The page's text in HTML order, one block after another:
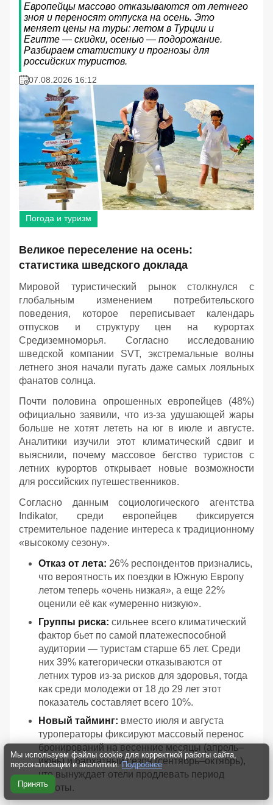
Европейцы массово отказываются от летнего
зноя и переносят отпуска на осень. Это
меняет цены на туры: летом в Турции и
Египте — скидки, осенью — подорожание.
Разбираем статистику и прогнозы для
российских туристов.
07.08.2026 16:12
Погода и туризм
Великое переселение на осень:
статистика шведского доклада
Мировой туристический рынок столкнулся с
глобальным изменением потребительского
поведения, которое переписывает календарь
отпусков и структуру цен на курортах
Средиземноморья. Согласно исследованию
шведской компании SVT, экстремальные волны
летнего зноя начали пугать даже самых лояльных
фанатов солнца.
Почти половина опрошенных европейцев (48%)
официально заявили, что из-за удушающей жары
больше не хотят лететь на юг в июле и августе.
Аналитики изучили этот климатический сдвиг и
выяснили, почему массовое бегство туристов с
летних курортов открывает новые возможности
для российских путешественников.
Согласно данным социологического агентства
Indikator, среди европейцев фиксируется
стремительное падение интереса к традиционному
«высокому сезону».
Отказ от лета: 26% респондентов признались,
что вероятность их поездки в Южную Европу
летом теперь «очень низкая», а еще 22%
оценили её как «умеренно низкую».
Группы риска: сильнее всего климатический
фактор бьет по самой платежеспособной
аудитории — туристам старше 65 лет. Среди
них 39% категорически отказываются от
летних туров из-за рисков для здоровья, тогда
как среди молодежи от 18 до 29 лет этот
показатель составляет всего 10%.
Новый тайминг: вместо июля и августа
туроператоры фиксируют массовый перенос
бронирований на весенние месяцы (апрель–
июнь) и бархатный сезон (сентябрь–октябрь),
что вынуждает отели продлевать период
работы.
Мы используем файлы cookie для корректной работы сайта,
персонализации и аналитики. Подробнее
Принять